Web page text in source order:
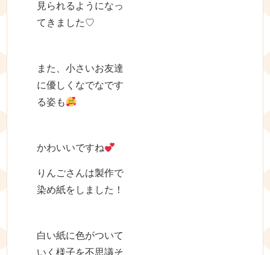
見られるようになっ
てきました♡
また、小さいお友達
に優しくなでなです
る姿も
かわいいですね
りんごさんは製作で
染め紙をしました！
白い紙に色がついて
いく様子を不思議そ